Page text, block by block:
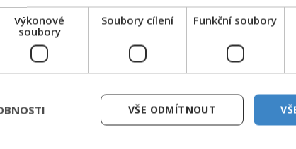
v krvi a potem, náš výzkum
nápojů úroveň alkoholu v krvi
alkoholu v potu.
napomoci snaze zabránit řízení
„Daný systém má chyby a
Výkonové
soubory
Soubory cílení Funkční soubory
VŠE ODMÍTNOUT